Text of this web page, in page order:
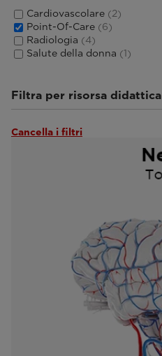
Cardiovascolare (2)
Point-Of-Care (6)
Radiologia (4)
Salute della donna (1)
Filtra per risorsa didattica
Documentazione clinica
Cancella i filtri